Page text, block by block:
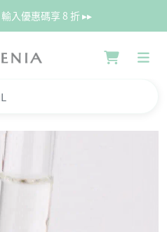
入優惠碼享 8 折 ▸▸